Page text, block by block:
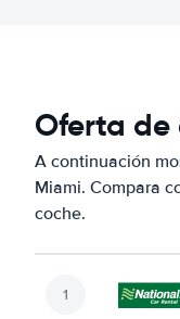
Oferta de
A continuación
Miami. Compara
coche.